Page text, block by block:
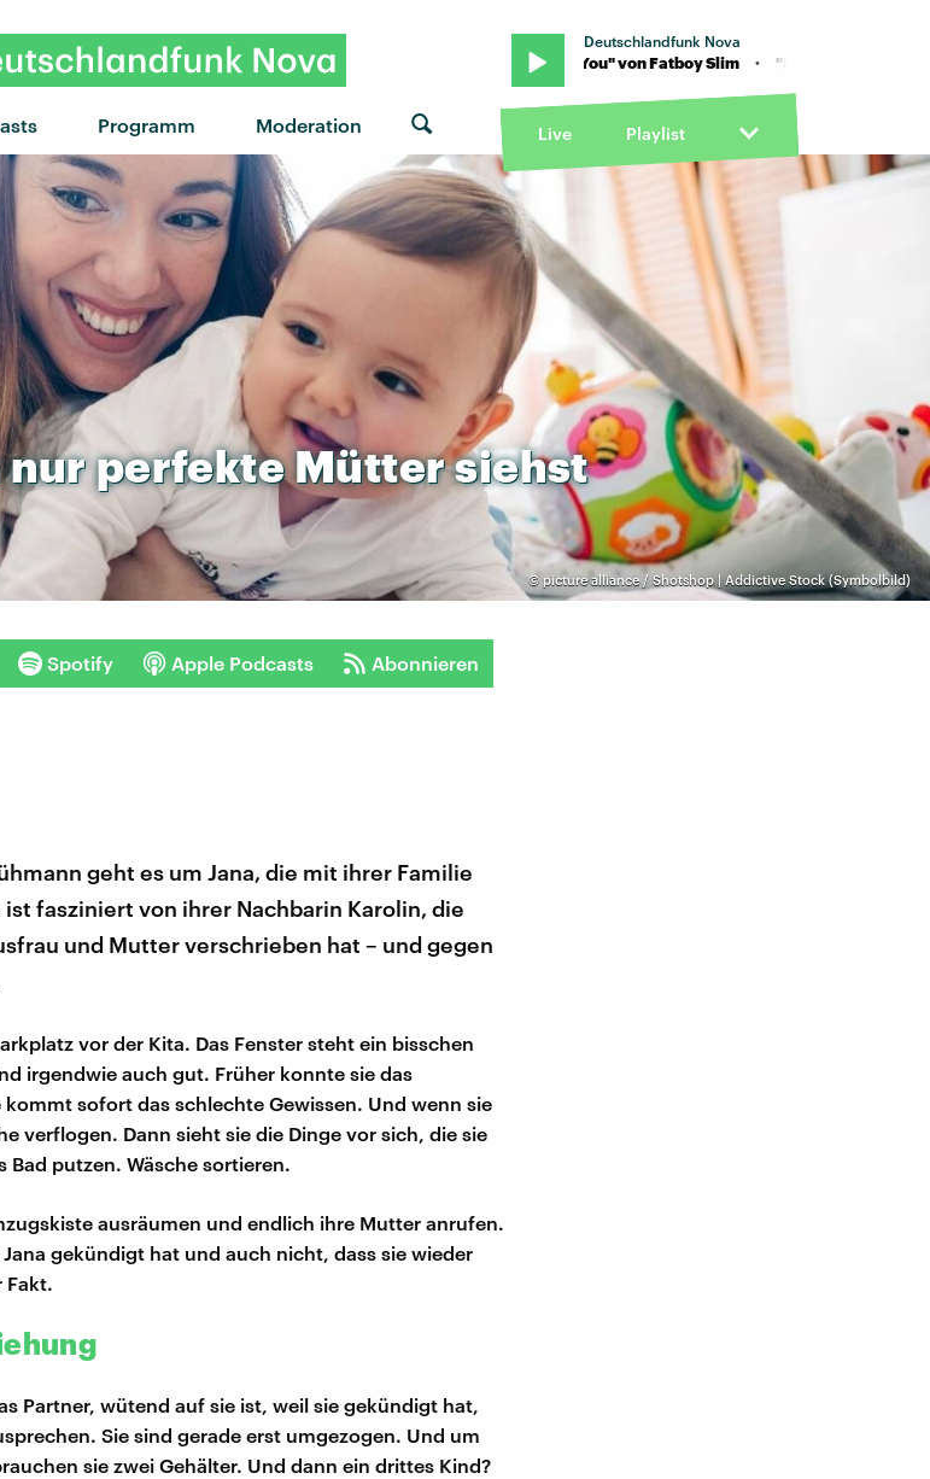
Programm Moderation
Deutschlandfunk Nova
"Praise You" von Fatboy Slim · "Praise You" von Fatboy Slim · "Praise You" von Fatboy Slim
Live Playlist
© picture alliance / Shotshop | Addictive Stock (Symbolbild)
nurperfekteMüttersiehst
Spotify Apple Podcasts Abonnieren
geht es um Jana, die mit ihrer Familie
fasziniert von ihrer Nachbarin Karolin, die
und Mutter verschrieben hat – und gegen
vor der Kita. Das Fenster steht ein bisschen
irgendwie auch gut. Früher konnte sie das
sofort das schlechte Gewissen. Und wenn sie
verflogen. Dann sieht sie die Dinge vor sich, die sie
Bad putzen. Wäsche sortieren.
ausräumen und endlich ihre Mutter anrufen.
gekündigt hat und auch nicht, dass sie wieder
Fakt.
Partner, wütend auf sie ist, weil sie gekündigt hat,
Sie sind gerade erst umgezogen. Und um
sie zwei Gehälter. Und dann ein drittes Kind?